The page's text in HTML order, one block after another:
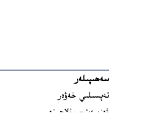
سەھىپىلەر
تەپسىلىي خەۋەر
ۋەزىيەت- مۇلاھىزە